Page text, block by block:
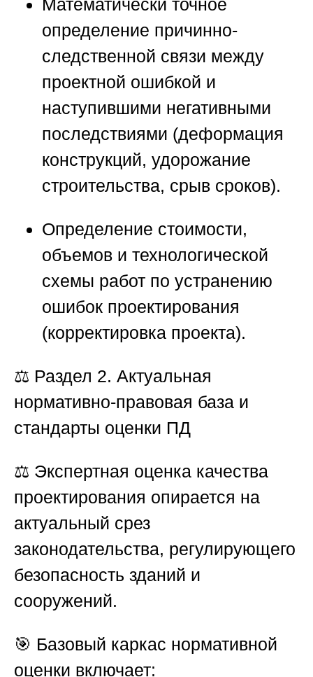
Математически точное
определение причинно-
следственной связи между
проектной ошибкой и
наступившими негативными
последствиями (деформация
конструкций, удорожание
строительства, срыв сроков).
Определение стоимости,
объемов и технологической
схемы работ по устранению
ошибок проектирования
(корректировка проекта).
⚖️ Раздел 2. Актуальная
нормативно-правовая база и
стандарты оценки ПД
⚖️ Экспертная оценка качества
проектирования опирается на
актуальный срез
законодательства, регулирующего
безопасность зданий и
сооружений.
🎯 Базовый каркас нормативной
оценки включает: